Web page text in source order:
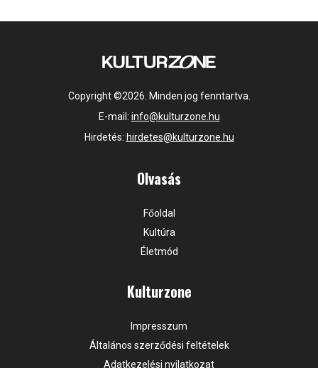
Copyright ©2026. Minden jog fenntartva.
E-mail: info@kulturzone.hu
Hirdetés: hirdetes@kulturzone.hu
Olvasás
Főoldal
Kultúra
Életmód
Kulturzone
Impresszum
Általános szerződési feltételek
Adatkezelési nyilatkozat